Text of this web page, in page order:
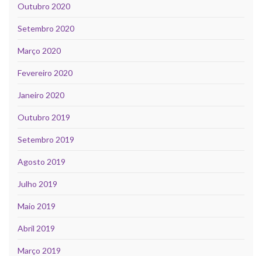
Outubro 2020
Setembro 2020
Março 2020
Fevereiro 2020
Janeiro 2020
Outubro 2019
Setembro 2019
Agosto 2019
Julho 2019
Maio 2019
Abril 2019
Março 2019